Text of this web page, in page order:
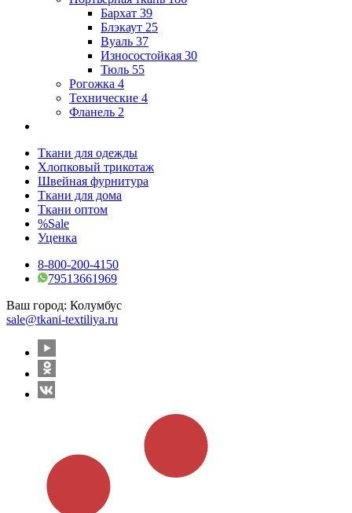
Бархат 39
Блэкаут 25
Вуаль 37
Износостойкая 30
Тюль 55
Рогожка 4
Технические 4
Фланель 2
Ткани для одежды
Хлопковый трикотаж
Швейная фурнитура
Ткани для дома
Ткани оптом
%Sale
Уценка
8-800-200-4150
79513661969
Ваш город: Колумбус
sale@tkani-textiliya.ru